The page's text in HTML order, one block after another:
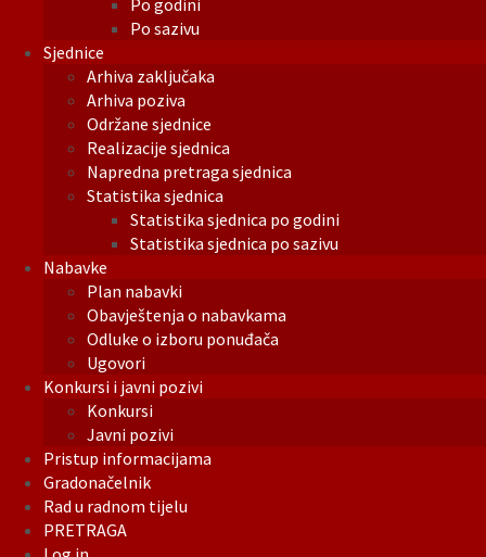
Po godini
Po sazivu
Sjednice
Arhiva zaključaka
Arhiva poziva
Održane sjednice
Realizacije sjednica
Napredna pretraga sjednica
Statistika sjednica
Statistika sjednica po godini
Statistika sjednica po sazivu
Nabavke
Plan nabavki
Obavještenja o nabavkama
Odluke o izboru ponuđača
Ugovori
Konkursi i javni pozivi
Konkursi
Javni pozivi
Pristup informacijama
Gradonačelnik
Rad u radnom tijelu
PRETRAGA